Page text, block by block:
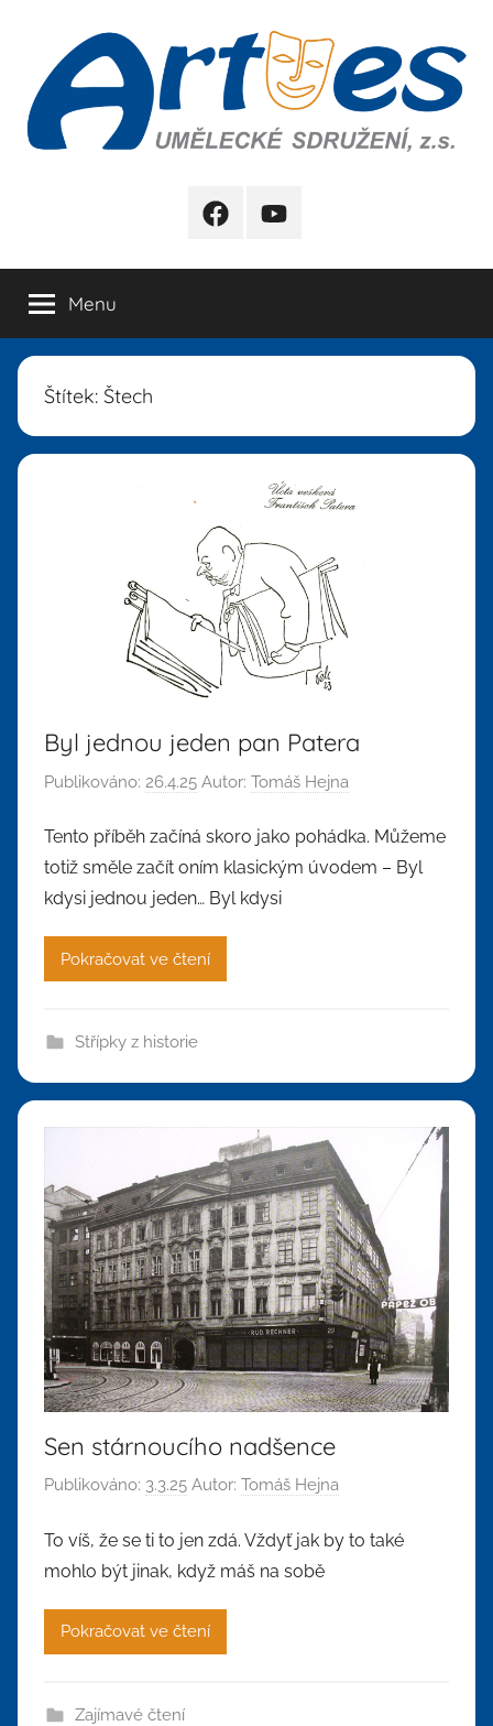
obsahu
FB YB
Menu
Štítek: Štech
Byl jednou jeden pan Patera
Publikováno: 26.4.25 Autor: Tomáš Hejna
Tento příběh začíná skoro jako pohádka. Můžeme
totiž směle začít oním klasickým úvodem – Byl
kdysi jednou jeden… Byl kdysi
Pokračovat ve čtení
Střípky z historie
Sen stárnoucího nadšence
Publikováno: 3.3.25 Autor: Tomáš Hejna
To víš, že se ti to jen zdá. Vždyť jak by to také
mohlo být jinak, když máš na sobě
Pokračovat ve čtení
Zajímavé čtení